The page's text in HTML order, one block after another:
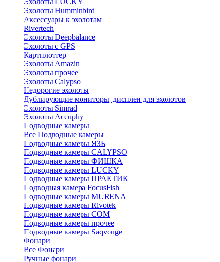
Эхолоты LUCKY
Эхолоты Humminbird
Аксессуары к эхолотам
Rivertech
Эхолоты Deepbalance
Эхолоты с GPS
Картплоттер
Эхолоты Amazin
Эхолоты прочее
Эхолоты Calypso
Недорогие эхолоты
Дублирующие мониторы, дисплеи для эхолотов
Эхолоты Simrad
Эхолоты Accuphy
Подводные камеры
Все Подводные камеры
Подводные камеры ЯЗЬ
Подводные камеры CALYPSO
Подводные камеры ФИШКА
Подводные камеры LUCKY
Подводные камеры ПРАКТИК
Подводная камера FocusFish
Подводные камеры MURENA
Подводные камеры Rivotek
Подводные камеры СОМ
Подводные камеры прочее
Подводные камеры Saqvouge
Фонари
Все Фонари
Ручные фонари